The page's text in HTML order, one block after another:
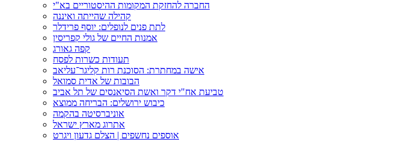
החברה להחזקת המקומות ההיסטוריים בא"י
קהילה שהייתה ואיננה
לתת פנים לנופלים: יוסף פרידלר
אמנות החיים של גולי קפריסין
קפה גאורג
תעודות כשרות לפסח
אישה במחתרת: הסוכנת רות קליגר־עליאב
הבובות של אדית סמואל
טביעת אח"י דקר ואשת הסיאנסים של תל אביב
כיבוש ירושלים: הבריחה ממוצא
אוניברסיטה בהקמה
אתרוג מארץ ישראל
אוספים נחשפים | הצלם גדעון ויגרט